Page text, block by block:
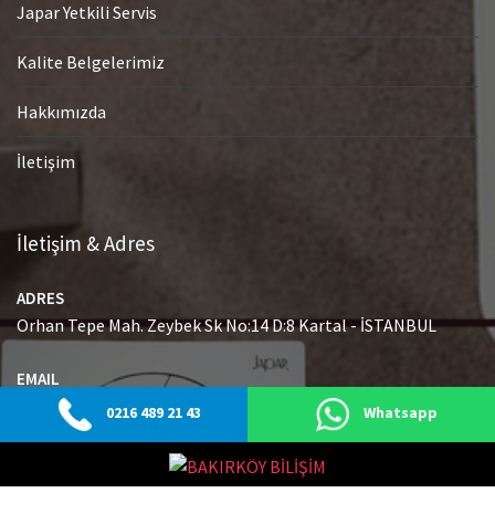
Japar Yetkili Servis
Kalite Belgelerimiz
Hakkımızda
İletişim
İletişim & Adres
ADRES
Orhan Tepe Mah. Zeybek Sk No:14 D:8 Kartal - İSTANBUL
EMAIL
info@japaryetkiliservisi.net
0216 489 21 43
0216 489 21 43 Whatsapp